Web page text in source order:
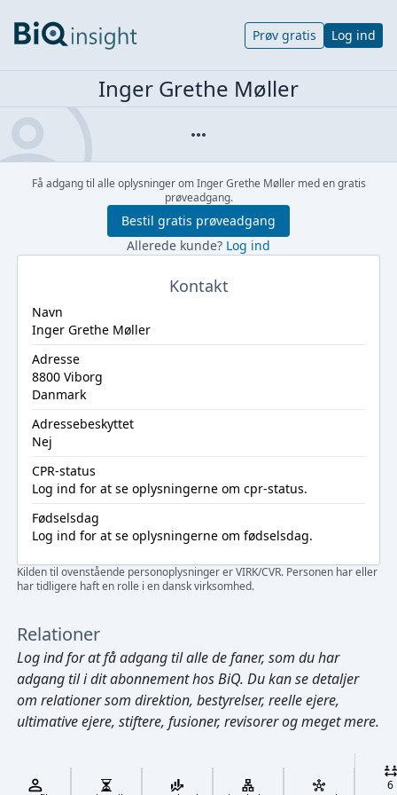
Cmd/Ctrl + K
Prøv gratis Log ind
Inger Grethe Møller
Få adgang til alle oplysninger om Inger Grethe Møller med en gratis
prøveadgang.
Bestil gratis prøveadgang
Allerede kunde? Log ind
Kontakt
Navn
Inger Grethe Møller
Adresse
8800 Viborg
Danmark
Adressebeskyttet
Nej
CPR-status
Log ind for at se oplysningerne om cpr-status.
Fødselsdag
Log ind for at se oplysningerne om fødselsdag.
Kilden til ovenstående personoplysninger er VIRK/CVR. Personen har eller
har tidligere haft en rolle i en dansk virksomhed.
Relationer
Log indfor at få adgang til alle de faner, som du har
adgang til i dit abonnement hos BiQ. Du kan se detaljer
om relationer som direktion, bestyrelser, reelle ejere,
ultimative ejere, stiftere, fusioner, revisorer og meget mere.
6